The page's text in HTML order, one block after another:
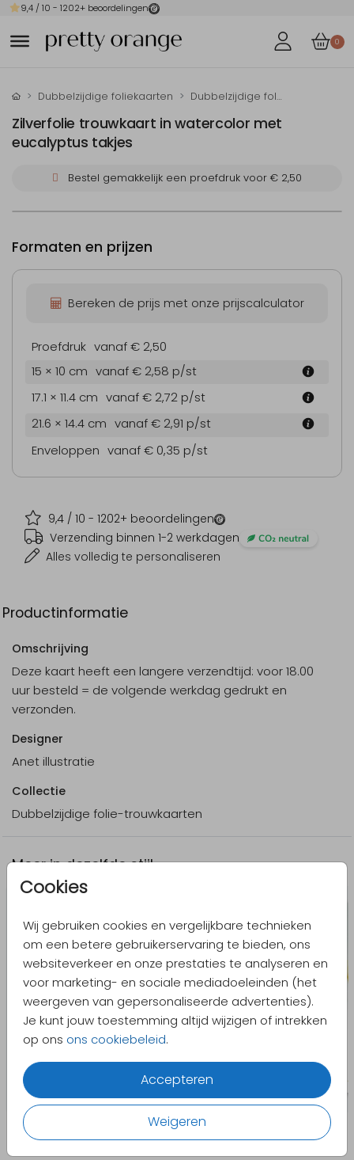
9,4 / 10 - 1202+ beoordelingen
0
Cookies
Wij gebruiken cookies en vergelijkbare technieken
om een betere gebruikerservaring te bieden, ons
websiteverkeer en onze prestaties te analyseren en
voor marketing- en sociale mediadoeleinden (het
weergeven van gepersonaliseerde advertenties).
Je kunt jouw toestemming altijd wijzigen of intrekken
op ons ons cookiebeleid.
Accepteren
Weigeren
Dubbelzijdige foliekaarten Dubbelzijdige folie-trouwkaarten
Zilverfolie trouwkaart in watercolor met
eucalyptus takjes
Bestel gemakkelijk een proefdruk voor € 2,50
9,4 / 10 - 1202+ beoordelingen
Verzending binnen 1-2 werkdagen
Alles volledig te personaliseren
Formaten en prijzen
Bereken de prijs met onze prijscalculator
Proefdruk vanaf € 2,50
15 × 10 cm vanaf € 2,58 p/st
17.1 × 11.4 cm vanaf € 2,72 p/st
21.6 × 14.4 cm vanaf € 2,91 p/st
Enveloppen vanaf € 0,35 p/st
Productinformatie
Omschrijving
Deze kaart heeft een langere verzendtijd: voor 18.00
uur besteld = de volgende werkdag gedrukt en
verzonden.
Designer
Anet illustratie
Collectie
Dubbelzijdige folie-trouwkaarten
Meer in dezelfde stijl